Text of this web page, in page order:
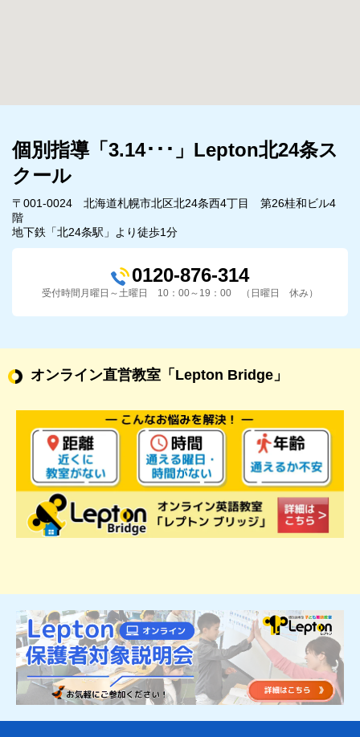
個別指導「3.14･･･」Lepton北24条ス
クール
〒001-0024 北海道札幌市北区北24条西4丁目 第26桂和ビル4
階
地下鉄「北24条駅」より徒歩1分
0120-876-314
受付時間月曜日～土曜日 10：00～19：00 （日曜日 休み）
オンライン直営教室 「Lepton Bridge」